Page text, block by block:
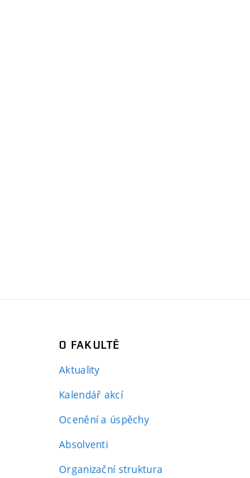
O FAKULTĚ
Aktuality
Kalendář akcí
Ocenění a úspěchy
Absolventi
Organizační struktura